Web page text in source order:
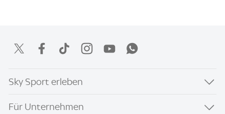
Sky Sport erleben
Für Unternehmen